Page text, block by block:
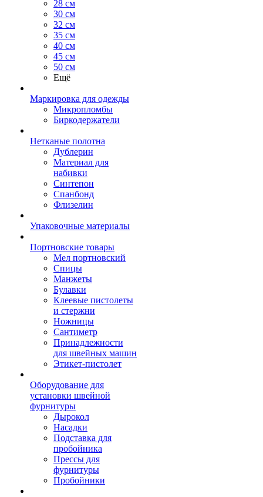
28 см
30 см
32 см
35 см
40 см
45 см
50 см
Ещё
Маркировка для одежды
Микропломбы
Биркодержатели
Нетканые полотна
Дублерин
Материал для
набивки
Синтепон
Спанбонд
Флизелин
Упаковочные материалы
Портновские товары
Мел портновский
Спицы
Манжеты
Булавки
Клеевые пистолеты
и стержни
Ножницы
Сантиметр
Принадлежности
для швейных машин
Этикет-пистолет
Оборудование для
установки швейной
фурнитуры
Дырокол
Насадки
Подставка для
пробойника
Прессы для
фурнитуры
Пробойники